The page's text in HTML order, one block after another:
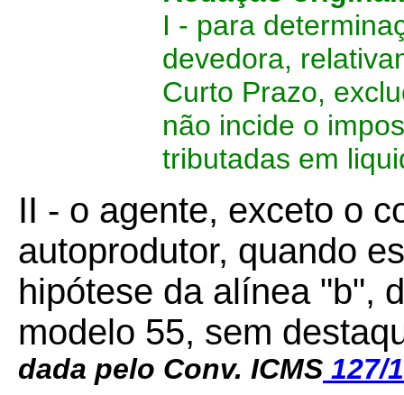
I - para
devedora,
Curto Prazo,
não incide o
tributadas em
II - o agente, exceto o
autoprodutor, quando
hipótese da alínea "b",
modelo 55, sem
dada pelo Conv. ICMS 127/